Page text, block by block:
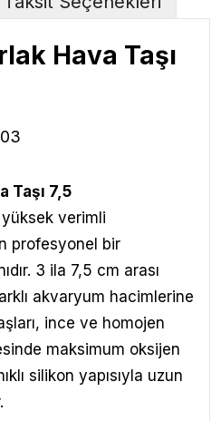
Hava Taşı
Taşı 7,5
verimli
profesyonel bir
3 ila 7,5 cm arası
akvaryum hacimlerine
ince ve homojen
maksimum oksijen
silikon yapısıyla uzun